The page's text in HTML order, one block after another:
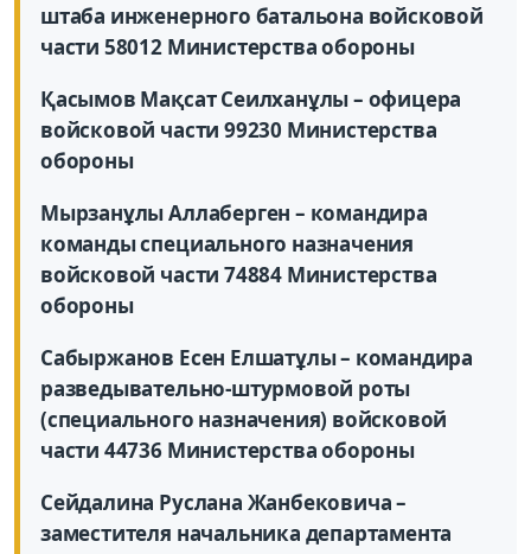
штаба инженерного батальона войсковой
части 58012 Министерства обороны
Қасымов Мақсат Сеилханұлы – офицера
войсковой части 99230 Министерства
обороны
Мырзанұлы Аллаберген – командира
команды специального назначения
войсковой части 74884 Министерства
обороны
Сабыржанов Есен Елшатұлы – командира
разведывательно-штурмовой роты
(специального назначения) войсковой
части 44736 Министерства обороны
Сейдалина Руслана Жанбековича –
заместителя начальника департамента